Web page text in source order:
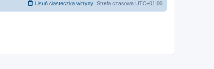
Strefa czasowa UTC+01:00
Usuń ciasteczka witryny